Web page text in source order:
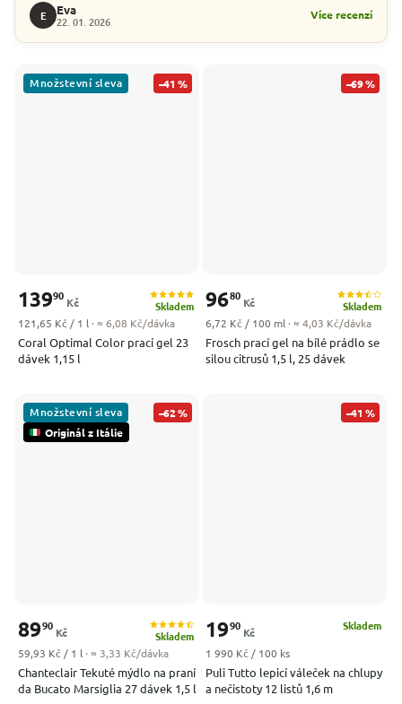
E
Eva
22. 01. 2026
Více recenzí
Množstevní sleva –41 %
Coral Optimal Color prací gel 23
dávek 1,15 l
Skladem
13990
Kč
Měrná cena:
121,65 Kč / 1 l · ≈ 6,08 Kč/dávka
–69 %
Frosch prací gel na bílé prádlo se
silou citrusů 1,5 l, 25 dávek
Skladem
9680
Kč
Měrná cena:
6,72 Kč / 100 ml · ≈ 4,03 Kč/dávka
Originál z Itálie
Množstevní sleva –62 %
Chanteclair Tekuté mýdlo na praní
da Bucato Marsiglia 27 dávek 1,5 l
Skladem
8990
Kč
Měrná cena:
59,93 Kč / 1 l · ≈ 3,33 Kč/dávka
–41 %
Puli Tutto lepicí váleček na chlupy
a nečistoty 12 listů 1,6 m
Skladem
1990
Kč
Měrná cena:
1 990 Kč / 100 ks